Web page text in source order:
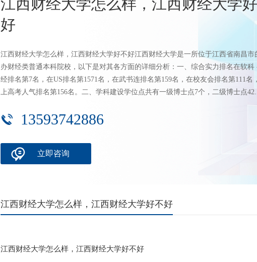
江西财经大学怎么样，江西财经大学
好
江西财经大学怎么样，江西财经大学好不好江西财经大学是一所位于江西省南昌市
办财经类普通本科院校，以下是对其各方面的详细分析：一、综合实力排名在软科
经排名第7名，在US排名第1571名，在武书连排名第159名，在校友会排名第111名
上高考人气排名第156名。二、学科建设学位点共有一级博士点7个，二级博士点
13593742886
立即咨询
江西财经大学怎么样，江西财经大学好不好
江西财经大学怎么样，江西财经大学好不好